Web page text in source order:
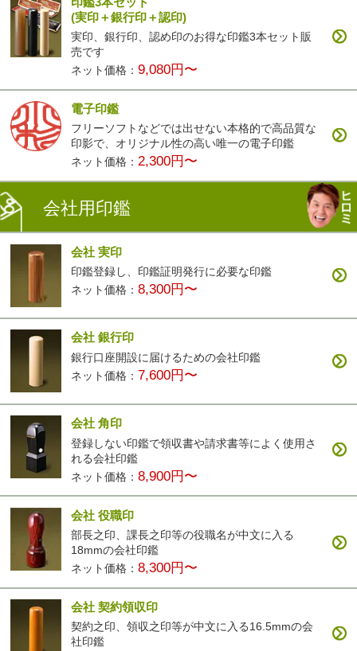
(実印＋銀行印＋認印)
実印、銀行印、認め印のお得な印鑑3本セット販
売です
ネット価格：9,080円〜
電子印鑑
フリーソフトなどでは出せない本格的で高品質な
印影で、オリジナル性の高い唯一の電子印鑑
ネット価格：2,300円〜
会社用印鑑
会社 実印
印鑑登録し、印鑑証明発行に必要な印鑑
ネット価格：8,300円〜
会社 銀行印
銀行口座開設に届けるための会社印鑑
ネット価格： 7,600円〜
会社 角印
登録しない印鑑で領収書や請求書等によく使用さ
れる会社印鑑
ネット価格：8,900円〜
会社 役職印
部長之印、課長之印等の役職名が中文に入る
18mmの会社印鑑
ネット価格：8,300円〜
会社 契約領収印
契約之印、領収之印等が中文に入る16.5mmの会
社印鑑